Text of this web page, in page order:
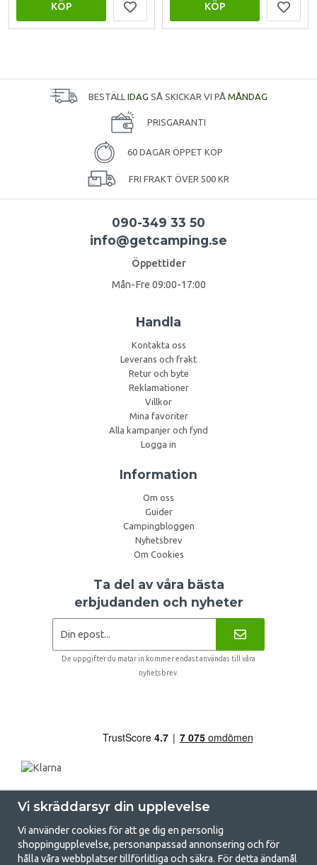
KÖP KÖP
BESTÄLL IDAG SÅ SKICKAR VI PÅ MÅNDAG
PRISGARANTI
60 DAGAR ÖPPET KÖP
FRI FRAKT ÖVER 500 KR
090-349 33 50
info@getcamping.se
Öppettider
Mån-Fre 09:00-17:00
Handla
Kontakta oss
Leverans och frakt
Retur och byte
Reklamationer
Villkor
Mina favoriter
Alla kampanjer och fynd
Logga in
Information
Om oss
Guider
Campingbloggen
Nyhetsbrev
Om Cookies
Ta del av våra bästa
erbjudanden och nyheter
De uppgifter du matar in kommer endast användas till våra
nyhetsbrev.
Vi skräddarsyr din upplevelse
Vi använder cookies för att ge dig en personlig
shoppingupplevelse, personanpassad annonsering och för
hålla våra webbplatser tillförlitliga och säkra. För detta ändamål